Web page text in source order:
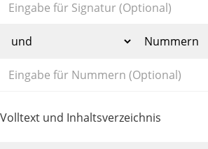
Volltext und Inhaltsverzeichnis